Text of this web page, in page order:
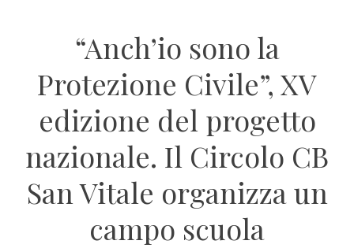
“Anch’io sono la
Protezione Civile”, XV
edizione del progetto
nazionale. Il Circolo CB
San Vitale organizza un
campo scuola